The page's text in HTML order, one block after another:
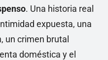
. Una historia real
expuesta, una
un crimen brutal
doméstica y el